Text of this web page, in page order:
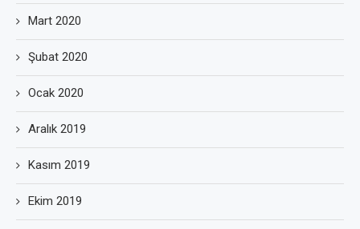
Mart 2020
Şubat 2020
Ocak 2020
Aralık 2019
Kasım 2019
Ekim 2019